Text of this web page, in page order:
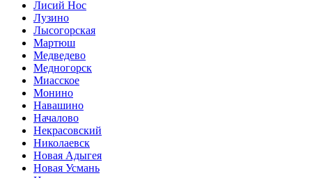
Лисий Нос
Лузино
Лысогорская
Мартюш
Медведево
Медногорск
Миасское
Монино
Навашино
Началово
Некрасовский
Николаевск
Новая Адыгея
Новая Усмань